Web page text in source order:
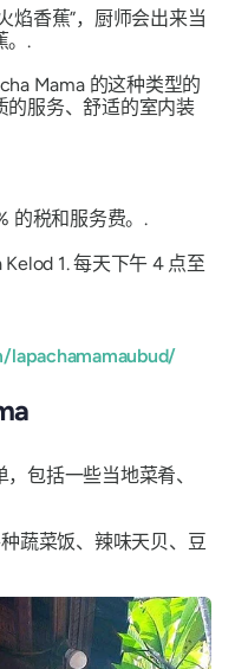
焰香蕉”，厨师会出来当
。.
Mama 的这种类型的
的服务、舒适的室内装
的税和服务费。.
1. 每天下午 4 点至
包括一些当地菜肴、
蔬菜饭、辣味天贝、豆